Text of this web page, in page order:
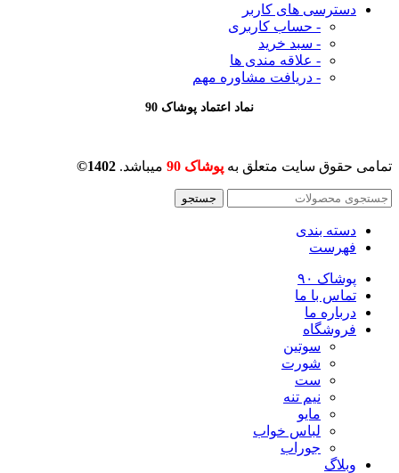
دسترسی های کاربر
- حساب کاربری
- سبد خرید
- علاقه مندی ها
- دریافت مشاوره مهم
نماد اعتماد پوشاک 90
تمامی حقوق سایت متعلق به پوشاک 90 میباشد. 1402©
جستجو
دسته بندی
فهرست
پوشاک ۹۰
تماس با ما
درباره ما
فروشگاه
سوتین
شورت
ست
نیم تنه
مایو
لباس خواب
جوراب
وبلاگ